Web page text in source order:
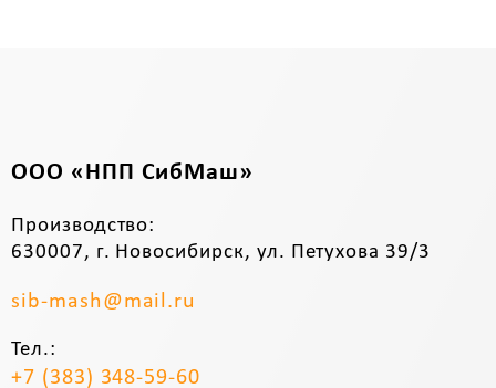
ООО «НПП СибМаш»
Производство:
630007, г. Новосибирск, ул. Петухова 39/3
sib-mash@mail.ru
Тел.:
+7 (383) 348-59-60